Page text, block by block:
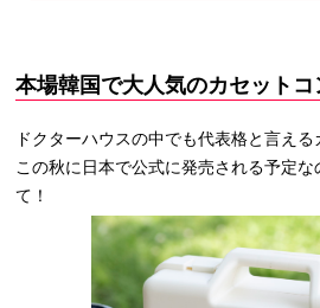
本場韓国で大人気のカセット
ドクターハウスの中でも代表格と言え
この秋に日本で公式に発売される予定
て！